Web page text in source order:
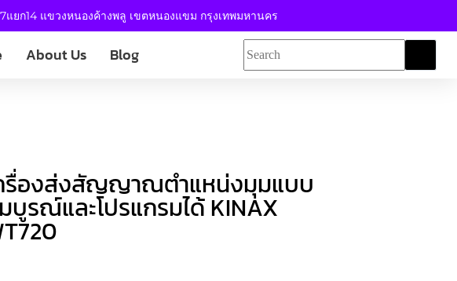
แยก14 แขวงหนองค้างพลู เขตหนองแขม กรุงเทพมหานคร
About Us Blog
รื่องส่งสัญญาณตำแหน่งมุมแบบ
บูรณ์และโปรแกรมได้ KINAX